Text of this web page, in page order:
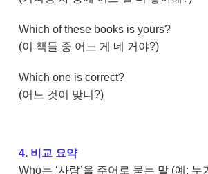
Which of these books is yours?
(이 책들 중 어느 게 네 거야?)
Which one is correct?
(어느 것이 맞니?)
4. 비교 요약
Who는 ‘사람’을 주어로 묻는 말 (예: 누